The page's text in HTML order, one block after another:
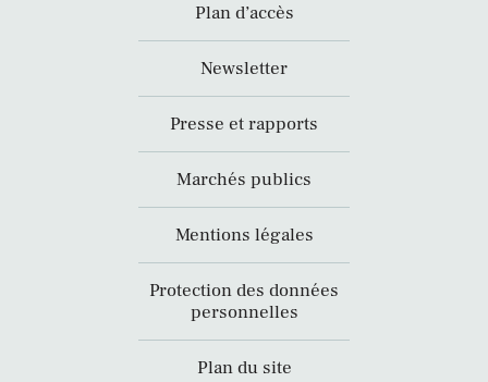
Plan d’accès
Newsletter
Presse et rapports
Marchés publics
Mentions légales
Protection des données
personnelles
Plan du site